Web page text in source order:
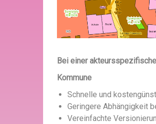
Bei einer
Kommune
Schnelle und
Geringere Abhängigkeit
Vereinfachte